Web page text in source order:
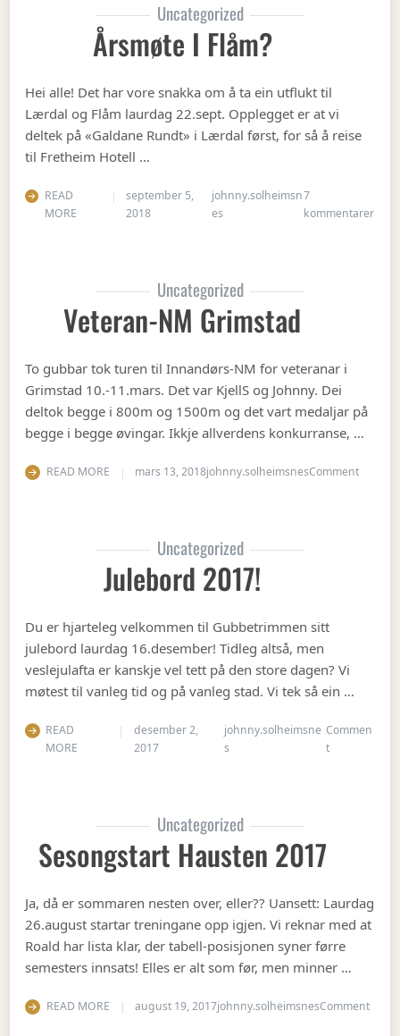
Uncategorized
Årsmøte I Flåm?
Hei alle! Det har vore snakka om å ta ein utflukt til
Lærdal og Flåm laurdag 22.sept. Opplegget er at vi
deltek på «Galdane Rundt» i Lærdal først, for så å reise
til Fretheim Hotell …
READ
MORE
september 5,
2018
johnny.solheimsn
es
7
kommentarertil
Uncategorized
Veteran-NM Grimstad
To gubbar tok turen til Innandørs-NM for veteranar i
Grimstad 10.-11.mars. Det var KjellS og Johnny. Dei
deltok begge i 800m og 1500m og det vart medaljar på
begge i begge øvingar. Ikkje allverdens konkurranse, …
READ MORE mars 13, 2018johnny.solheimsnesCommenton
Uncategorized
Julebord 2017!
Du er hjarteleg velkommen til Gubbetrimmen sitt
julebord laurdag 16.desember! Tidleg altså, men
veslejulafta er kanskje vel tett på den store dagen? Vi
møtest til vanleg tid og på vanleg stad. Vi tek så ein …
READ
MORE
desember 2,
2017
johnny.solheimsne
s
Commen
ton Julebord
Uncategorized
Sesongstart Hausten 2017
Ja, då er sommaren nesten over, eller?? Uansett: Laurdag
26.august startar treningane opp igjen. Vi reknar med at
Roald har lista klar, der tabell-posisjonen syner førre
semesters innsats! Elles er alt som før, men minner …
READ MORE august 19, 2017johnny.solheimsnesCommenton